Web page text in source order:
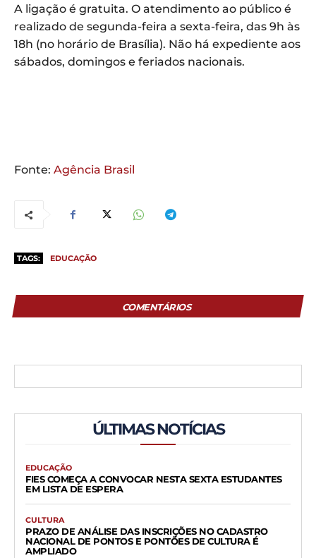
A ligação é gratuita. O atendimento ao público é
realizado de segunda-feira a sexta-feira, das 9h às
18h (no horário de Brasília). Não há expediente aos
sábados, domingos e feriados nacionais.
Fonte: Agência Brasil
TAGS: EDUCAÇÃO
COMENTÁRIOS
ÚLTIMAS NOTÍCIAS
EDUCAÇÃO
FIES COMEÇA A CONVOCAR NESTA SEXTA ESTUDANTES
EM LISTA DE ESPERA
CULTURA
PRAZO DE ANÁLISE DAS INSCRIÇÕES NO CADASTRO
NACIONAL DE PONTOS E PONTÕES DE CULTURA É
AMPLIADO